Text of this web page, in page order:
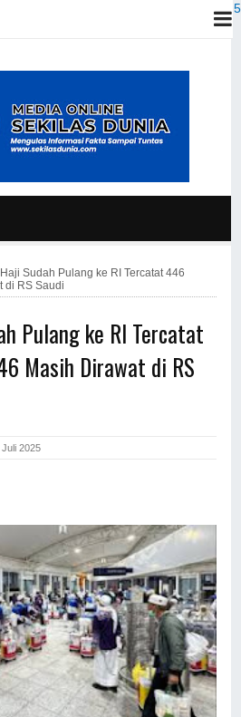
Sudah Pulang ke RI Tercatat 446
di RS Saudi
Pulang ke RI Tercatat
Masih Dirawat di RS
2025